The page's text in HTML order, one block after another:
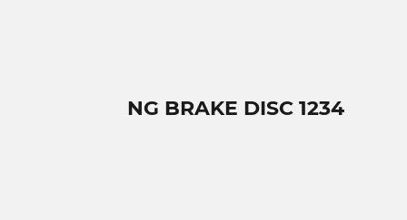
NG BRAKE DISC 1234